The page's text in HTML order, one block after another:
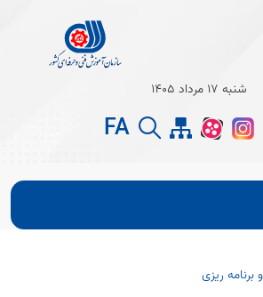
شنبه 17 مرداد 1405
FA
ریزی